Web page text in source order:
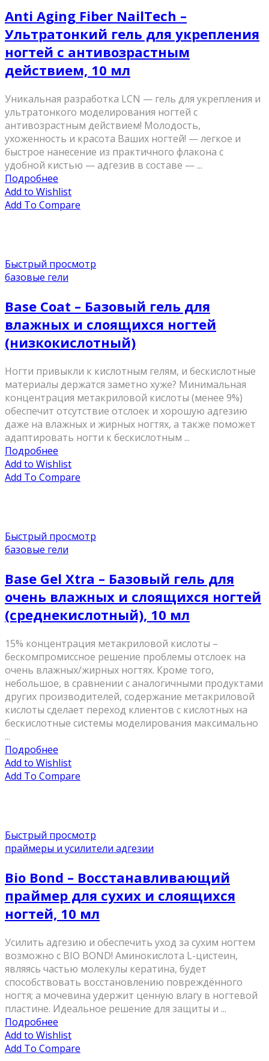
Anti Aging Fiber NailTech –
Ультратонкий гель для укрепления
ногтей с антивозрастным
действием, 10 мл
Уникальная разработка LCN — гель для укрепления и
ультратонкого моделирования ногтей с
антивозрастным действием! Молодость,
ухоженность и красота Ваших ногтей! — легкое и
быстрое нанесение из практичного флакона с
удобной кистью — адгезив в составе — ...
Подробнее
Add to Wishlist
Add To Compare
Быстрый просмотр
базовые гели
Base Coat – Базовый гель для
влажных и слоящихся ногтей
(низкокислотный)
Ногти привыкли к кислотным гелям, и бескислотные
материалы держатся заметно хуже? Минимальная
концентрация метакриловой кислоты (менее 9%)
обеспечит отсутствие отслоек и хорошую адгезию
даже на влажных и жирных ногтях, а также поможет
адаптировать ногти к бескислотным ...
Подробнее
Add to Wishlist
Add To Compare
Быстрый просмотр
базовые гели
Base Gel Xtra – Базовый гель для
очень влажных и слоящихся ногтей
(среднекислотный), 10 мл
15% концентрация метакриловой кислоты –
бескомпромиссное решение проблемы отслоек на
очень влажных/жирных ногтях. Кроме того,
небольшое, в сравнении с аналогичными продуктами
других производителей, содержание метакриловой
кислоты сделает переход клиентов с кислотных на
бескислотные системы моделирования максимально
...
Подробнее
Add to Wishlist
Add To Compare
Быстрый просмотр
праймеры и усилители адгезии
Bio Bond – Восстанавливающий
праймер для сухих и слоящихся
ногтей, 10 мл
Усилить адгезию и обеспечить уход за сухим ногтем
возможно с BIO BOND! Аминокислота L-цистеин,
являясь частью молекулы кератина, будет
способствовать восстановлению повреждённого
ногтя; а мочевина удержит ценную влагу в ногтевой
пластине. Идеальное решение для защиты и ...
Подробнее
Add to Wishlist
Add To Compare